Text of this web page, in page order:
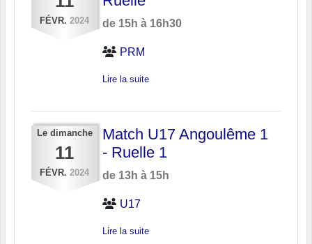
FÉVR. 2024 de 15h à 16h30
PRM
Lire la suite
Le dimanche
11
FÉVR. 2024
Match U17 Angoulême 1
- Ruelle 1
de 13h à 15h
U17
Lire la suite